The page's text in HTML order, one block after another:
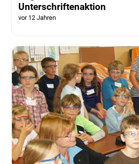
Unterschriftenaktion
vor 12 Jahren